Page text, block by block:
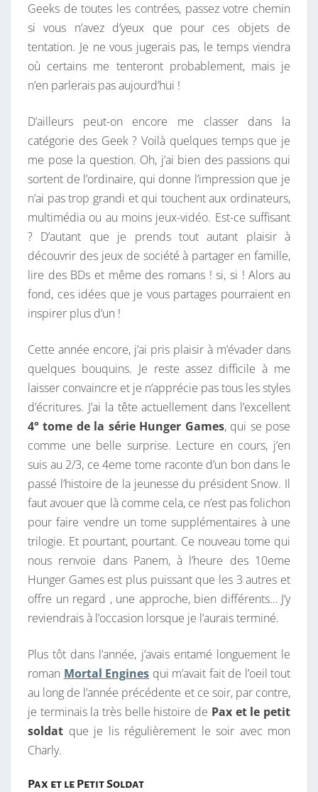
U
R
E
S
P
U
R
2
0
2
1
.
Geeks de toutes les contrées, passez votre chemin
si vous n’avez d’yeux que pour ces objets de
tentation. Je ne vous jugerais pas, le temps viendra
où certains me tenteront probablement, mais je
n’en parlerais pas aujourd’hui !
D’ailleurs peut-on encore me classer dans la
catégorie des Geek ? Voilà quelques temps que je
me pose la question. Oh, j’ai bien des passions qui
sortent de l’ordinaire, qui donne l’impression que je
n’ai pas trop grandi et qui touchent aux ordinateurs,
multimédia ou au moins jeux-vidéo. Est-ce suffisant
? D’autant que je prends tout autant plaisir à
découvrir des jeux de société à partager en famille,
lire des BDs et même des romans ! si, si ! Alors au
fond, ces idées que je vous partages pourraient en
inspirer plus d’un !
Cette année encore, j’ai pris plaisir à m’évader dans
quelques bouquins. Je reste assez difficile à me
laisser convaincre et je n’apprécie pas tous les styles
d’écritures. J’ai la tête actuellement dans l’excellent
4° tome de la série Hunger Games, qui se pose
comme une belle surprise. Lecture en cours, j’en
suis au 2/3, ce 4eme tome raconte d’un bon dans le
passé l’histoire de la jeunesse du président Snow. Il
faut avouer que là comme cela, ce n’est pas folichon
pour faire vendre un tome supplémentaires à une
trilogie. Et pourtant, pourtant. Ce nouveau tome qui
nous renvoie dans Panem, à l’heure des 10eme
Hunger Games est plus puissant que les 3 autres et
offre un regard , une approche, bien différents… J’y
reviendrais à l’occasion lorsque je l’aurais terminé.
Plus tôt dans l’année, j’avais entamé longuement le
roman Mortal Engines qui m’avait fait de l’oeil tout
au long de l’année précédente et ce soir, par contre,
je terminais la très belle histoire de Pax et le petit
soldat que je lis régulièrement le soir avec mon
Charly.
Pax et le Petit Soldat